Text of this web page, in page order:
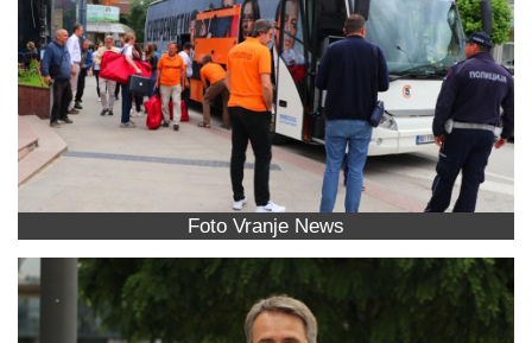
Foto Vranje News